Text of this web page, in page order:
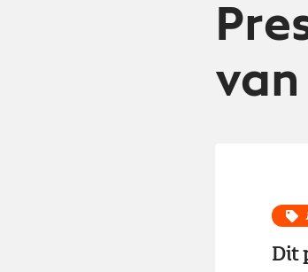
Dit